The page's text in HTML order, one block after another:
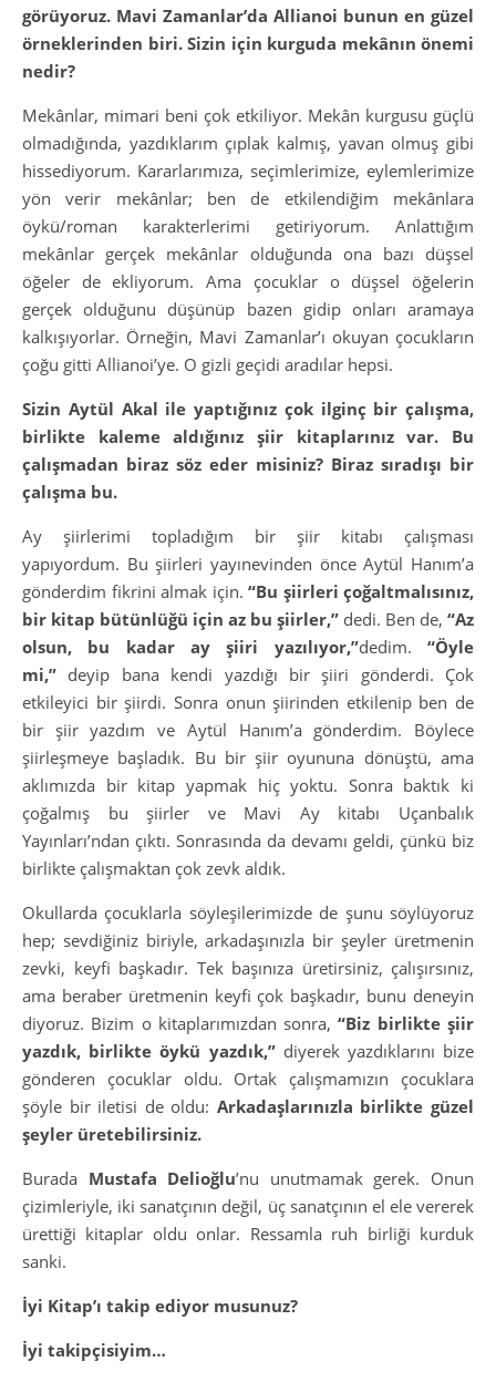
görüyoruz. Mavi Zamanlar’da Allianoi bunun en güzel
örneklerinden biri. Sizin için kurguda mekânın önemi
nedir?
Mekânlar, mimari beni çok etkiliyor. Mekân kurgusu güçlü
olmadığında, yazdıklarım çıplak kalmış, yavan olmuş gibi
hissediyorum. Kararlarımıza, seçimlerimize, eylemlerimize
yön verir mekânlar; ben de etkilendiğim mekânlara
öykü/roman karakterlerimi getiriyorum. Anlattığım
mekânlar gerçek mekânlar olduğunda ona bazı düşsel
öğeler de ekliyorum. Ama çocuklar o düşsel öğelerin
gerçek olduğunu düşünüp bazen gidip onları aramaya
kalkışıyorlar. Örneğin, Mavi Zamanlar’ı okuyan çocukların
çoğu gitti Allianoi’ye. O gizli geçidi aradılar hepsi.
Sizin Aytül Akal ile yaptığınız çok ilginç bir çalışma,
birlikte kaleme aldığınız şiir kitaplarınız var. Bu
çalışmadan biraz söz eder misiniz? Biraz sıradışı bir
çalışma bu.
Ay şiirlerimi topladığım bir şiir kitabı çalışması
yapıyordum. Bu şiirleri yayınevinden önce Aytül Hanım’a
gönderdim fikrini almak için. “Bu şiirleri çoğaltmalısınız,
bir kitap bütünlüğü için az bu şiirler,” dedi. Ben de, “Az
olsun, bu kadar ay şiiri yazılıyor,”dedim. “Öyle
mi,” deyip bana kendi yazdığı bir şiiri gönderdi. Çok
etkileyici bir şiirdi. Sonra onun şiirinden etkilenip ben de
bir şiir yazdım ve Aytül Hanım’a gönderdim. Böylece
şiirleşmeye başladık. Bu bir şiir oyununa dönüştü, ama
aklımızda bir kitap yapmak hiç yoktu. Sonra baktık ki
çoğalmış bu şiirler ve Mavi Ay kitabı Uçanbalık
Yayınları’ndan çıktı. Sonrasında da devamı geldi, çünkü biz
birlikte çalışmaktan çok zevk aldık.
Okullarda çocuklarla söyleşilerimizde de şunu söylüyoruz
hep; sevdiğiniz biriyle, arkadaşınızla bir şeyler üretmenin
zevki, keyfi başkadır. Tek başınıza üretirsiniz, çalışırsınız,
ama beraber üretmenin keyfi çok başkadır, bunu deneyin
diyoruz. Bizim o kitaplarımızdan sonra,“Biz birlikte şiir
yazdık, birlikte öykü yazdık,”diyerek yazdıklarını bize
gönderen çocuklar oldu. Ortak çalışmamızın çocuklara
şöyle bir iletisi de oldu: Arkadaşlarınızla birlikte güzel
şeyler üretebilirsiniz.
Burada Mustafa Delioğlu’nu unutmamak gerek. Onun
çizimleriyle, iki sanatçının değil, üç sanatçının el ele vererek
ürettiği kitaplar oldu onlar. Ressamla ruh birliği kurduk
sanki.
İyi Kitap’ı takip ediyor musunuz?
İyi takipçisiyim…